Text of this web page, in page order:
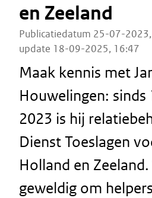
en Zeeland
Publicatiedatum 25-07-
update 18-09-2025, 16:47
Maak kennis met
Houwelingen: sinds
2023 is hij
Dienst Toeslagen
Holland en
geweldig om